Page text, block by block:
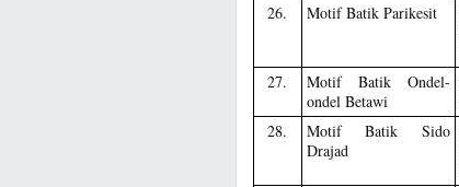
26.
Motif Batik Parikesit
27.
Motif Batik Ondel-
ondel Betawi
28.
Motif Batik Sido
Drajad